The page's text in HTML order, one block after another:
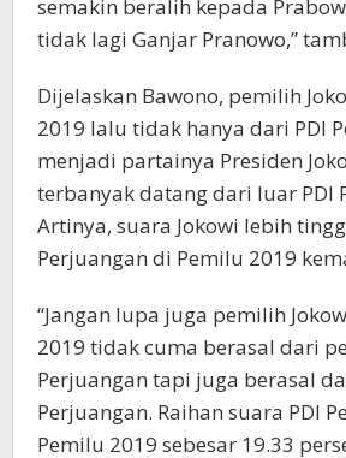
semakin beralih kepada
tidak lagi Ganjar Pranowo,”
Dijelaskan Bawono, pemilih
2019 lalu tidak hanya dari PDI
menjadi partainya Presiden
terbanyak datang dari luar PDI
Artinya, suara Jokowi lebih
Perjuangan di Pemilu 2019
“Jangan lupa juga pemilih
2019 tidak cuma berasal dari
Perjuangan tapi juga berasal
Perjuangan. Raihan suara PDI
Pemilu 2019 sebesar 19.33